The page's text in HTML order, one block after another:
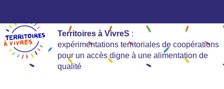
Territoires à VivreS :
expérimentations territoriales de coopérations
pour un accès digne à une alimentation de
qualité